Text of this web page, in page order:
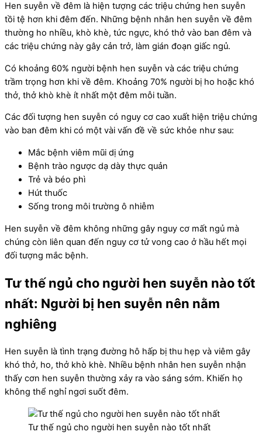
Hen suyễn về đêm là hiện tượng các triệu chứng hen suyễn
tồi tệ hơn khi đêm đến. Những bệnh nhân hen suyễn về đêm
thường ho nhiều, khò khè, tức ngực, khó thở vào ban đêm và
các triệu chứng này gây cản trở, làm gián đoạn giấc ngủ.
Có khoảng 60% người bệnh hen suyễn và các triệu chứng
trầm trọng hơn khi về đêm. Khoảng 70% người bị ho hoặc khó
thở, thở khò khè ít nhất một đêm mỗi tuần.
Các đối tượng hen suyễn có nguy cơ cao xuất hiện triệu chứng
vào ban đêm khi có một vài vấn đề về sức khỏe như sau:
Mắc bệnh viêm mũi dị ứng
Bệnh trào ngược dạ dày thực quản
Trẻ và béo phì
Hút thuốc
Sống trong môi trường ô nhiễm
Hen suyễn về đêm không những gây nguy cơ mất ngủ mà
chúng còn liên quan đến nguy cơ tử vong cao ở hầu hết mọi
đối tượng mắc bệnh.
Tư thế ngủ cho người hen suyễn nào tốt
nhất: Người bị hen suyễn nên nằm
nghiêng
Hen suyễn là tình trạng đường hô hấp bị thu hẹp và viêm gây
khó thở, ho, thở khò khè. Nhiều bệnh nhân hen suyễn nhận
thấy cơn hen suyễn thường xảy ra vào sáng sớm. Khiến họ
không thể nghỉ ngơi suốt đêm.
Tư thế ngủ cho người hen suyễn nào tốt nhất